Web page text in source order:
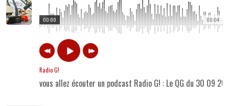
00:04
00:00
Radio G!
vous allez écouter un podcast Radio G! : Le QG du 30 09